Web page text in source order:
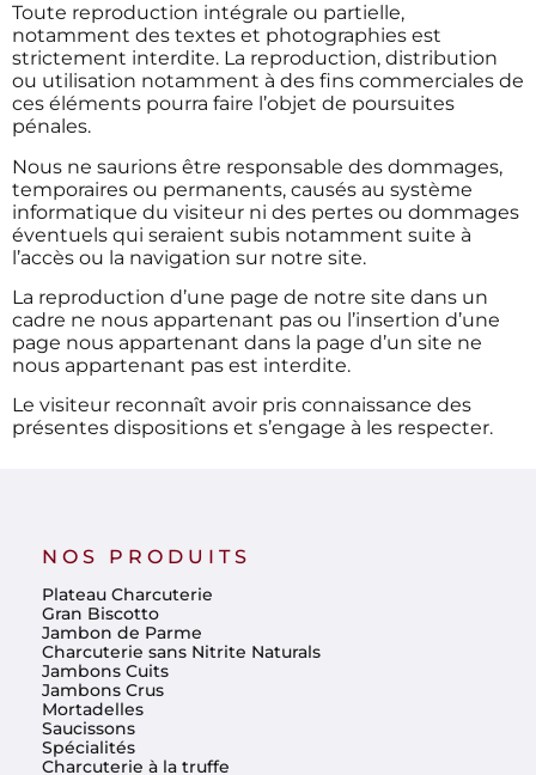
Toute reproduction intégrale ou partielle,
notamment des textes et photographies est
strictement interdite. La reproduction, distribution
ou utilisation notamment à des fins commerciales de
ces éléments pourra faire l’objet de poursuites
pénales.
Nous ne saurions être responsable des dommages,
temporaires ou permanents, causés au système
informatique du visiteur ni des pertes ou dommages
éventuels qui seraient subis notamment suite à
l’accès ou la navigation sur notre site.
La reproduction d’une page de notre site dans un
cadre ne nous appartenant pas ou l’insertion d’une
page nous appartenant dans la page d’un site ne
nous appartenant pas est interdite.
Le visiteur reconnaît avoir pris connaissance des
présentes dispositions et s’engage à les respecter.
NOS PRODUITS
Plateau Charcuterie
Gran Biscotto
Jambon de Parme
Charcuterie sans Nitrite Naturals
Jambons Cuits
Jambons Crus
Mortadelles
Saucissons
Spécialités
Charcuterie à la truffe